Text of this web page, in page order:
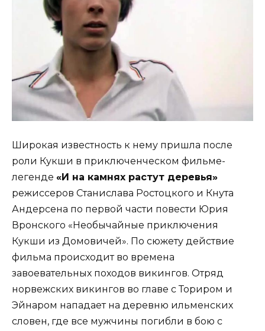
Широкая известность к нему пришла после
роли Кукши в приключенческом фильме-
легенде «И на камнях растут деревья»
режиссеров Станислава Ростоцкого и Кнута
Андерсена по первой части повести Юрия
Вронского «Необычайные приключения
Кукши из Домовичей». По сюжету действие
фильма происходит во времена
завоевательных походов викингов. Отряд
норвежских викингов во главе с Ториром и
Эйнаром нападает на деревню ильменских
словен, где все мужчины погибли в бою с